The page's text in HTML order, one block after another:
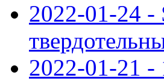
2022-01-24 -
2022-01-21 -